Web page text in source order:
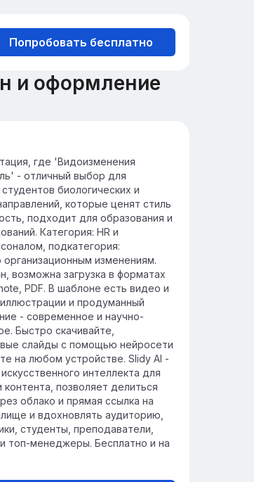
Попробовать бесплатно
и оформление
в жизни растений
основными органами
растения
и кислородом.
роль в транспирации,
обмену и
растения.
где 'Видоизменения
- отличный выбор для
биологических и
которые ценят стиль
подходит для образования и
Категория: HR и
подкатегория:
изменениям.
возможна загрузка в форматах
PDF. В шаблоне есть видео и
и продуманный
- современное и научно-
Быстро скачивайте,
слайды с помощью нейросети
на любом устройстве. Slidy AI -
интеллекта для
контента, позволяет делиться
облако и прямая ссылка на
и вдохновлять аудиторию,
студенты, преподаватели,
топ-менеджеры. Бесплатно и на